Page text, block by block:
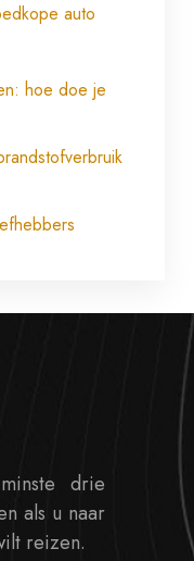
auto
hoe doe je
drie
als u naar
reizen.